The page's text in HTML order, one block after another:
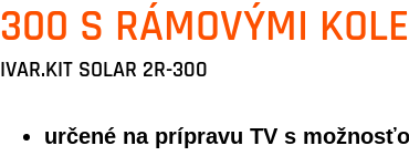
300 S RÁMOVÝMI
IVAR.KIT SOLAR 2R-300
určené na prípravu TV s